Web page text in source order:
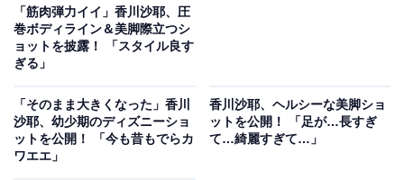
「筋肉弾力イイ」香川沙耶、圧
巻ボディライン＆美脚際立つシ
ョットを披露！ 「スタイル良す
ぎる」
「そのまま大きくなった」香川
沙耶、幼少期のディズニーショ
ットを公開！ 「今も昔もでらカ
ワエエ」
香川沙耶、ヘルシーな美脚ショ
ットを公開！ 「足が…長すぎ
て…綺麗すぎて…」